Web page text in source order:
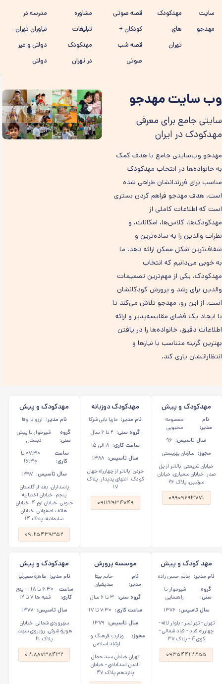
سایت
مهدجو
مهدکودک
های
تهران
قصه صوتی
کودکان +
قصه شب
صوتی
مشاوره
تبلیغات
مهدکودک
در تهران
مدرسه در
نیاوران تهران -
دولتی و غیر
دولتی
وب سایت مهدجو
سایتی جامع برای معرفی
مهدکودک در ایران
مهدجو وب‌سایتی جامع با هدف کمک
به خانواده‌ها در انتخاب مهدکودک
مناسب برای فرزندانشان طراحی شده
است. هدف مهدجو فراهم کردن بستری
است که اطلاعات کاملی از
مهدکودک‌ها، کلاس‌ها، امکانات، و
نظرات والدین را به ساده‌ترین و
شفاف‌ترین شکل ممکن ارائه دهد. ما
به خوبی می‌دانیم که انتخاب
مهدکودک، یکی از مهم‌ترین تصمیمات
والدین برای رشد و پرورش کودکانشان
است. از این رو، مهدجو تلاش می‌کند تا
با ایجاد یک فضای مقایسه‌پذیر و ارائه
اطلاعات دقیق، خانواده‌ها را در یافتن
بهترین گزینه متناسب با نیازها و
انتظاراتشان یاری کند.
مهدکودک و پیش
دبستانی دوزبانه
فرزندان آفتاب در
شریعتی
نام
مدیر:
معصومه
محبوبی
سال تاسیس: ۹۶
مجوز: سازمان بهزیستی
خیابان شریعتی، بالاتر از پل
صدر، خیابان سمیاری، خیابان
سرتیپی، پلاک ۲۶
۰۹۹۰۹۶۹۳۷۷۱
مهدکودک دوزبانه
کلید مهربانی در
جردن
نام مدیر: ماریا بانی شرکا
گروه سنی: ۲ تا ۶ سال
ساعت کاری: ۸ الی ۱۵
سال تاسیس: ۱۳۸۸
جردن، بالاتر از چهارراه جهان
کودک، انتهای پدیدار، پلاک
۱۷
۰۹۱۲۲۹۳۴۷۴۹
مهدکودک و پیش
دبستانی رزا در
نام مدیر: ارزو با وفا
گروه
سنی:
شیرخوار تا پیش
دبستان
ساعت
کاری:
۰۷:۳۰ تا
۱۶:۳۰
سال تاسیس: ۱۳۹۷
پاسداران، بعد از گلستان
پنجم، خیابان اختیاریه
جنوبی، خیابان ارم ۴، خیابان
هاتف اصفهانی، خیابان
سلیمانیه، پلاک ۱۴
۰۹۱۲۵۴۳۹۳۵۲
مهد کودک و پیش
دبستانی پریان
نام مدیر: خانم حسن زاده
گروه
سنی:
شیرخوار تا
راهنمایی
سال تاسیس: ۱۳۷۶
تهران - تهرانسر - بلوار لاله -
چهارراه قباد - قباد شمالی -
کوی ۴ - پلاک ۳۷
۰۹۳۵۴۴۱۲۳۵۵
موسسه پرورش
فرزندان برتر در
یوسف آباد
نام
مدیر:
خانم بیتا
صدیقیان
گروه سنی: ۳ تا ۶ سال
ساعت کاری: ۷:۳۰ تا ۱۷
سال تاسیس: ۱۳۷۹
مجوز:
وزارت فرهنگ و
ارشاد اسلامی
تهران خیابان سید جمال
الدین اسدآبادی - خیابان
پانزدهم پلاک ۴۷
مهدکودک و پیش
دبستانی آدم برفی در
سهروردی
نام مدیر: طاهره نصیرنیا
ساعت
کاری:
۶:۳۰ تا ۱۸ - - پنج
شنبه ها ۷ تا ۱۲
سال تاسیس: ۱۳۷۷
سهروردی شمالی، خیابان
هویزه شرقی، روبروی سهند،
پلاک ۲۱
۰۲۱۸۸۷۳۸۴۳۲